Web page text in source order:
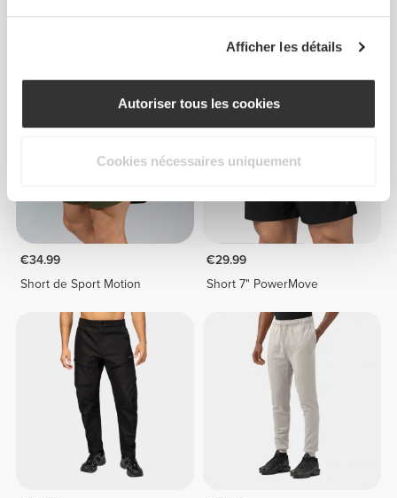
Afficher les détails
Autoriser tous les cookies
Cookies nécessaires uniquement
€34.99
€49.99
Short 5" Elite
€34.99
Short de Sport Motion
€29.99
Short 7" PowerMove